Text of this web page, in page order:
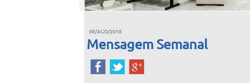
09/AGO/2016
Mensagem Semanal